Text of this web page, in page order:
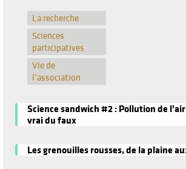
La recherche
Sciences
participatives
Vie de
l’association
Science sandwich #2 : Pollution de
vrai du faux
Les grenouilles rousses, de la plaine